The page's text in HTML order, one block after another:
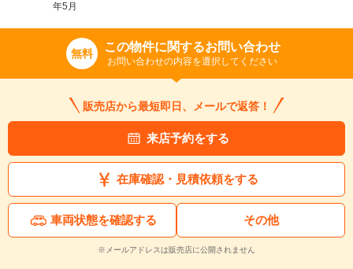
年5 月
無料 この物件に関するお問い合わせ
お問い合わせの内容を選択してください
販売店から最短即日、メールで返答！
来店予約をする
在庫確認・見積依頼をする
車両状態を確認する その他
※メールアドレスは販売店に公開されません